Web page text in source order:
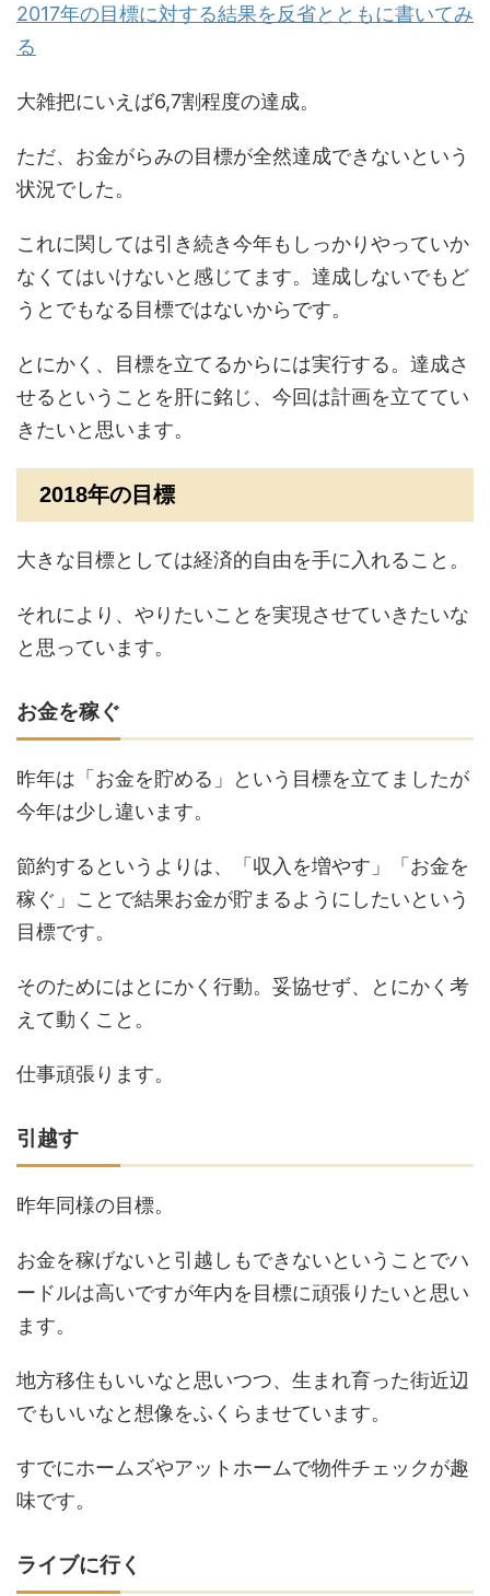
2017年の目標に対する結果を反省とともに書いてみ
る
大雑把にいえば6,7割程度の達成。
ただ、お金がらみの目標が全然達成できないという
状況でした。
これに関しては引き続き今年もしっかりやっていか
なくてはいけないと感じてます。達成しないでもど
うとでもなる目標ではないからです。
とにかく、目標を立てるからには実行する。達成さ
せるということを肝に銘じ、今回は計画を立ててい
きたいと思います。
2018年の目標
大きな目標としては経済的自由を手に入れること。
それにより、やりたいことを実現させていきたいな
と思っています。
お金を稼ぐ
昨年は「お金を貯める」という目標を立てましたが
今年は少し違います。
節約するというよりは、「収入を増やす」「お金を
稼ぐ」ことで結果お金が貯まるようにしたいという
目標です。
そのためにはとにかく行動。妥協せず、とにかく考
えて動くこと。
仕事頑張ります。
引越す
昨年同様の目標。
お金を稼げないと引越しもできないということでハ
ードルは高いですが年内を目標に頑張りたいと思い
ます。
地方移住もいいなと思いつつ、生まれ育った街近辺
でもいいなと想像をふくらませています。
すでにホームズやアットホームで物件チェックが趣
味です。
ライブに行く